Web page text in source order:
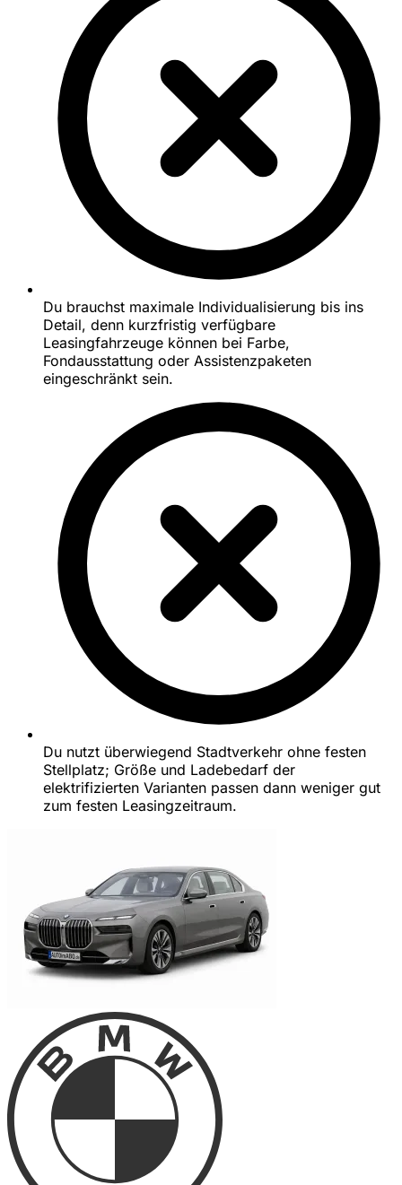
Du brauchst maximale Individualisierung bis ins
Detail, denn kurzfristig verfügbare
Leasingfahrzeuge können bei Farbe,
Fondausstattung oder Assistenzpaketen
eingeschränkt sein.
Du nutzt überwiegend Stadtverkehr ohne festen
Stellplatz; Größe und Ladebedarf der
elektrifizierten Varianten passen dann weniger gut
zum festen Leasingzeitraum.